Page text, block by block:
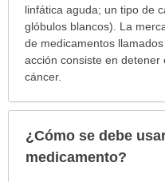
enfermedades
prescribe
este
ha
extendido.
linfática aguda; un tipo de
glóbulos blancos). La
de medicamentos
acción consiste en
cáncer.
¿Cómo se debe
medicamento?